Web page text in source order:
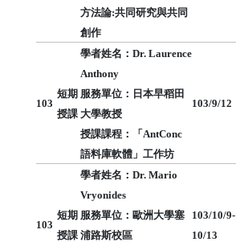
方法論:共同研究與共同
創作
103
短期
授課
學者姓名：Dr. Laurence
Anthony
服務單位：日本早稻田
大學教授
授課課程：
「 AntConc
語料庫軟體 」 工作坊
103/9/12
103
短期
授課
學者姓名：Dr. Mario
Vryonides
服務單位：歐洲大學塞
浦路斯校區
103/10/9-
10/13